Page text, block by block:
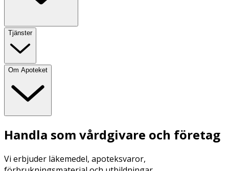
Tjänster
Om Apoteket
Handla som vårdgivare och företag
Vi erbjuder läkemedel, apoteksvaror,